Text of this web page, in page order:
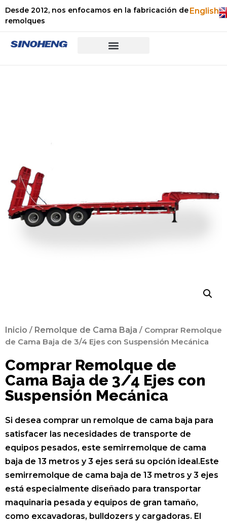
Desde 2012, nos enfocamos en la fabricación de
remolques
English
Inicio / Remolque de Cama Baja / Comprar Remolque
de Cama Baja de 3/4 Ejes con Suspensión Mecánica
Comprar Remolque de
Cama Baja de 3/4 Ejes con
Suspensión Mecánica
Si desea comprar un remolque de cama baja para
satisfacer las necesidades de transporte de
equipos pesados, este semirremolque de cama
baja de 13 metros y 3 ejes será su opción ideal.Este
semirremolque de cama baja de 13 metros y 3 ejes
está especialmente diseñado para transportar
maquinaria pesada y equipos de gran tamaño,
como excavadoras, bulldozers y cargadoras. El